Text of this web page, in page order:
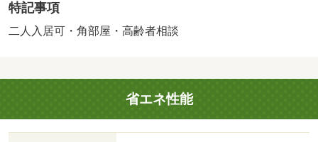
センターさんが近くです！・駐輪場：有/クリーニン
グ 50000円
特記事項
二人入居可・角部屋・高齢者相談
省エネ性能